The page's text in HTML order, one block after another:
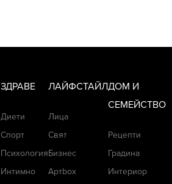
ЗДРАВЕ
Диети
Спорт
Психология
Интимно
ЛАЙФСТАЙЛ
Лица
Свят
Бизнес
Артbox
ДОМ И
СЕМЕЙСТВО
Рецепти
Градина
Интериор